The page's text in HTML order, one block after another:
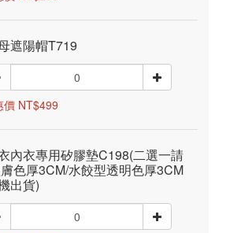
遮陽帽T719
價 NT$499
內衣專用矽膠墊C198(二選一請
色厚3CM/水餃型透明色厚3CM
出貨)